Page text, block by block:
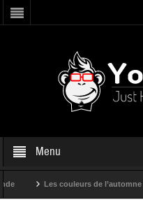
Menu
Les couleurs de l’automne